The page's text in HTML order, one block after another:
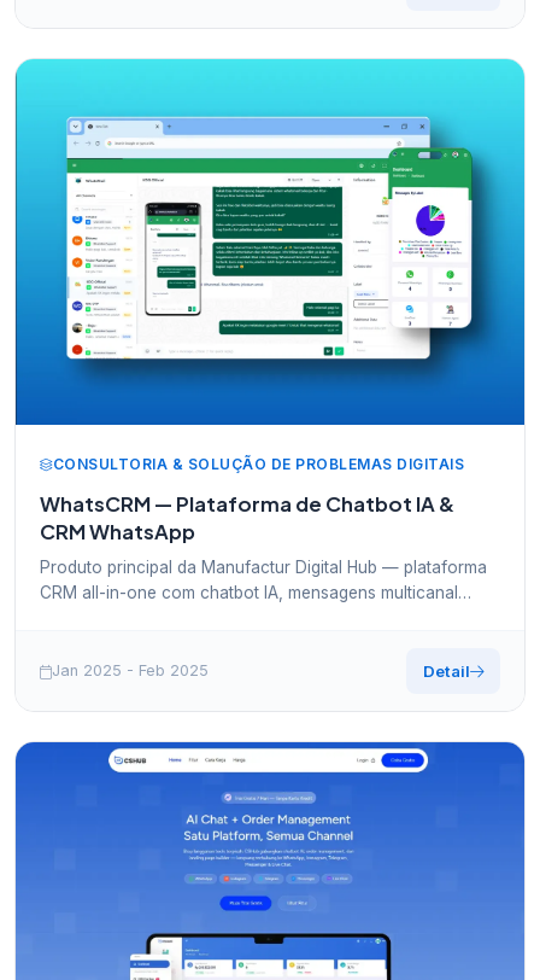
CONSULTORIA & SOLUÇÃO DE PROBLEMAS DIGITAIS
WhatsCRM — Plataforma de Chatbot IA &
CRM WhatsApp
Produto principal da Manufactur Digital Hub — plataforma
CRM all-in-one com chatbot IA, mensagens multicanal
Jan 2025 - Feb 2025 Detail